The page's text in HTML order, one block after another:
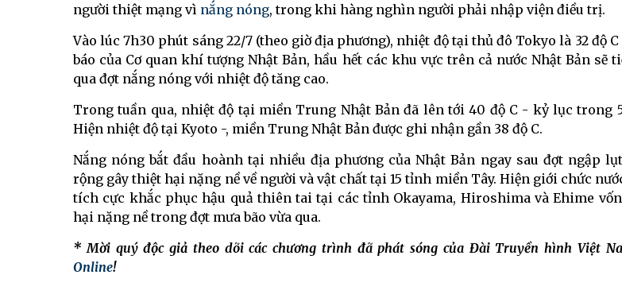
người thiệt mạng vì nắng nóng, trong khi hàng nghìn người phải nhập viện điều trị.
Vào lúc 7h30 phút sáng 22/7 (theo giờ địa phương), nhiệt độ tại thủ đô Tokyo là 32 độ C
báo của Cơ quan khí tượng Nhật Bản, hầu hết các khu vực trên cả nước Nhật Bản sẽ
qua đợt nắng nóng với nhiệt độ tăng cao.
Trong tuần qua, nhiệt độ tại miền Trung Nhật Bản đã lên tới 40 độ C - kỷ lục trong
Hiện nhiệt độ tại Kyoto -, miền Trung Nhật Bản được ghi nhận gần 38 độ C.
Nắng nóng bắt đầu hoành tại nhiều địa phương của Nhật Bản ngay sau đợt ngập
rộng gây thiệt hại nặng nề về người và vật chất tại 15 tỉnh miền Tây. Hiện giới chức
tích cực khắc phục hậu quả thiên tai tại các tỉnh Okayama, Hiroshima và Ehime
hại nặng nề trong đợt mưa bão vừa qua.
* Mời quý độc giả theo dõi các chương trình đã phát sóng của Đài Truyền hình Việt
Online!